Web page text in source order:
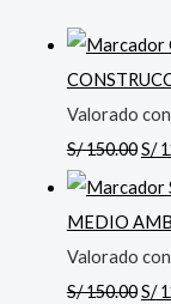
Valorado con
S/150.00S/
MEDIO
Valorado con
S/150.00S/